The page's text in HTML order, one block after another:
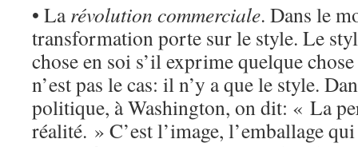
• Larévolution commerciale. Dans le
transformation porte sur le style. Le
chose en soi s’il exprime quelque
n’est pas le cas: il n’y a que le style.
politique, à Washington, on dit: « La
réalité. » C’est l’image, l’emballage